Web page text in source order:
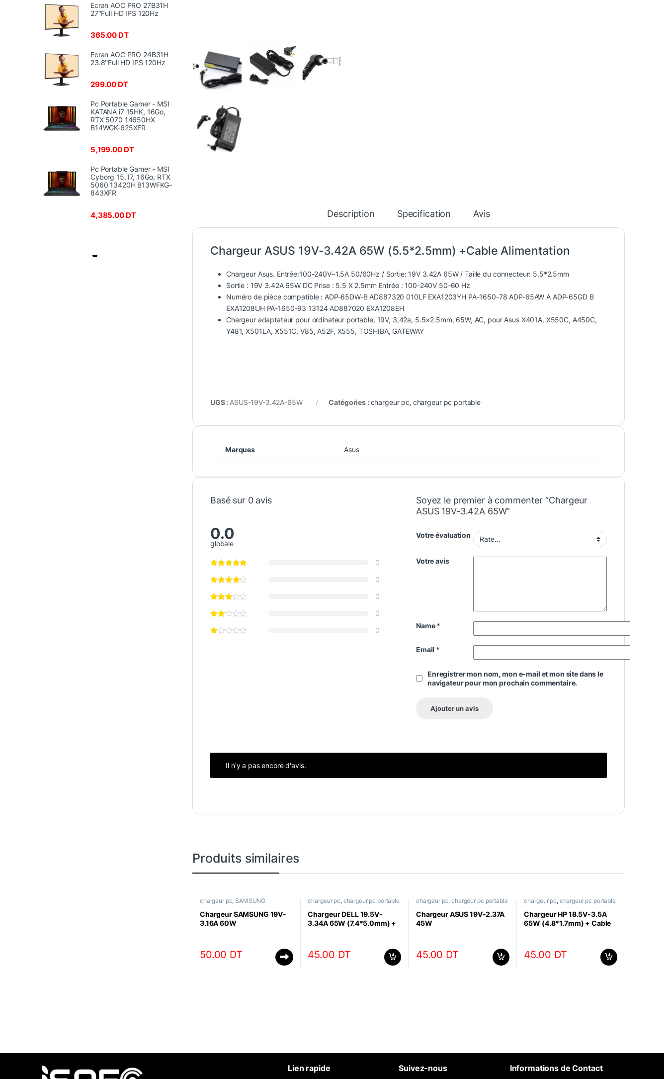
Description Specification Avis
Chargeur ASUS 19V-3.42A 65W (5.5*2.5mm) +Cable Alimentation
Chargeur Asus. Entrée:100-240V~1.5A 50/60Hz / Sortie: 19V 3.42A 65W / Taille du connecteur: 5.5*2.5mm
Sortie : 19V 3.42A 65W DC Prise : 5.5 X 2.5mm Entrée : 100-240V 50-60 Hz
Numéro de pièce compatible : ADP-65DW-B AD887320 010LF EXA1203YH PA-1650-78 ADP-65AW A ADP-65GD B
EXA1208UH PA-1650-93 13124 AD887020 EXA1208EH
Chargeur adaptateur pour ordinateur portable, 19V, 3,42a, 5.5×2.5mm, 65W, AC, pour Asus X401A, X550C, A450C,
Y481, X501LA, X551C, V85, A52F, X555, TOSHIBA, GATEWAY
UGS : ASUS-19V-3.42A-65W Catégories :chargeur pc, chargeur pc portable
Marques Asus
Basé sur 0 avis
0.0
globale
0
0
0
0
0
Soyez le premier à commenter “Chargeur
ASUS 19V-3.42A 65W”
Votre évaluation
Votre avis
Name*
Email *
Enregistrer mon nom, mon e-mail et mon site dans le
navigateur pour mon prochain commentaire.
Il n'y a pas encore d'avis.
Produits similaires
chargeur pc, SAMSUNG
Chargeur SAMSUNG 19V-
3.16A 60W
50.00 DT
chargeur pc, chargeur pc portable
Chargeur DELL 19.5V-
3.34A 65W (7.4*5.0mm) +
45.00 DT
chargeur pc,chargeur pc portable
Chargeur ASUS 19V-2.37A
45W
45.00 DT
chargeur pc, chargeur pc portable
Chargeur HP 18.5V-3.5A
65W (4.8*1.7mm) + Cable
45.00 DT
Ecran AOC PRO 27B31H
27''Full HD IPS 120Hz
365.00 DT
Ecran AOC PRO 24B31H
23.8''Full HD IPS 120Hz
299.00 DT
Pc Portable Gamer - MSI
KATANA i7 15HK, 16Go,
RTX 5070 14650HX
B14WGK-625XFR
5,199.00 DT
Pc Portable Gamer - MSI
Cyborg 15, I7, 16Go, RTX
5060 13420H B13WFKG-
843XFR
4,385.00 DT
Product Carousel Tabs
Lien rapide Suivez-nous Informations de Contact